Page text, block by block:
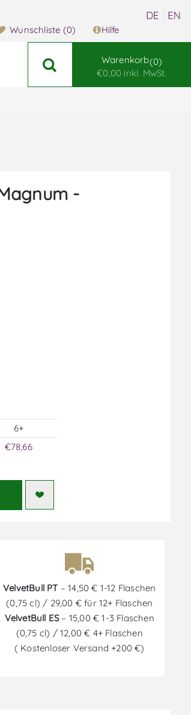
Wunschliste (0) Hilfe
Warenkorb 0
€0,00 inkl. MwSt.
-
6+
€78,66
VelvetBull PT – 14,50 € 1-12 Flaschen
(0,75 cl) / 29,00 € für 12+ Flaschen
VelvetBull ES– 15,00 € 1-3 Flaschen
(0,75 cl) / 12,00 € 4+ Flaschen
( Kostenloser Versand +200 €)